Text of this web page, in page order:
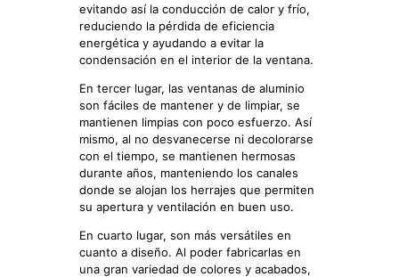
evitando así la conducción de calor y frío,
reduciendo la pérdida de eficiencia
energética y ayudando a evitar la
condensación en el interior de la ventana.
En tercer lugar, las ventanas de aluminio
son fáciles de mantener y de limpiar, se
mantienen limpias con poco esfuerzo. Así
mismo, al no desvanecerse ni decolorarse
con el tiempo, se mantienen hermosas
durante años, manteniendo los canales
donde se alojan los herrajes que permiten
su apertura y ventilación en buen uso.
En cuarto lugar, son más versátiles en
cuanto a diseño. Al poder fabricarlas en
una gran variedad de colores y acabados,